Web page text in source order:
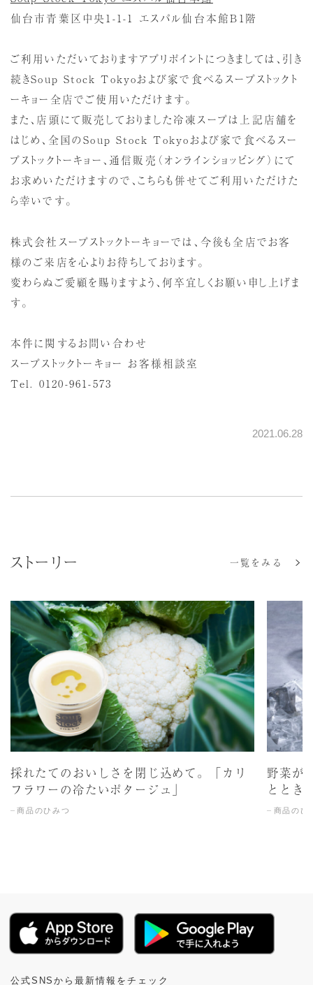
仙台市青葉区中央1-1-1 エスパル仙台本館B1階
ご利用いただいておりますアプリポイントにつきましては、引き
続きSoup Stock Tokyoおよび家で食べるスープストックト
ーキョー全店でご使用いただけます。
また、店頭にて販売しておりました冷凍スープは上記店舗を
はじめ、全国のSoup Stock Tokyoおよび家で食べるスー
プストックトーキョー、通信販売（オンラインショッピング）にて
お求めいただけますので、こちらも併せてご利用いただけた
ら幸いです。
株式会社スープストックトーキョーでは、今後も全店でお客
様のご来店を心よりお待ちしております。
変わらぬご愛顧を賜りますよう、何卒宜しくお願い申し上げま
す。
本件に関するお問い合わせ
スープストックトーキョー お客様相談室
Tel. 0120-961-573
2021.06.28
ストーリー 一覧をみる
採れたてのおいしさを閉じ込めて。「カリ
フラワーの冷たいポタージュ」
商品のひみつ
野菜が
ととき
商品のひ
公式SNSから最新情報をチェック